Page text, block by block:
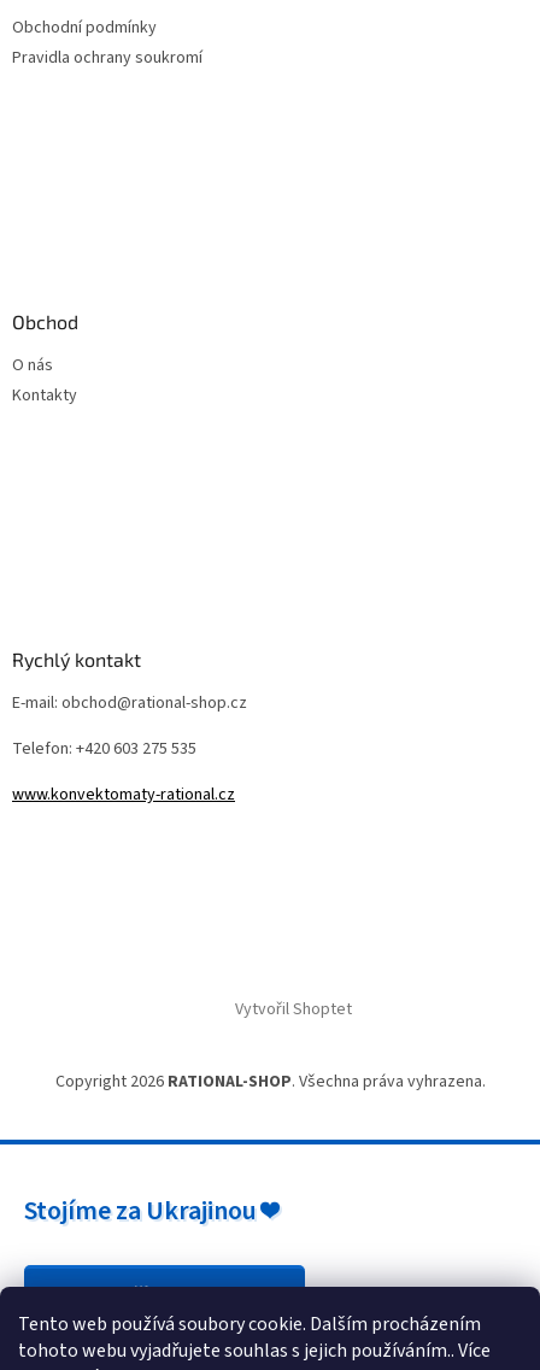
Tento web používá soubory cookie. Dalším procházením
tohoto webu vyjadřujete souhlas s jejich používáním.. Více
Obchodní podmínky
Pravidla ochrany soukromí
Obchod
O nás
Kontakty
Rychlý kontakt
E-mail: obchod@rational-shop.cz
Telefon: +420 603 275 535
www.konvektomaty-rational.cz
Vytvořil Shoptet
Copyright 2026 RATIONAL-SHOP. Všechna práva vyhrazena.
Stojíme za Ukrajinou ❤️
Jak a čím pomoci »